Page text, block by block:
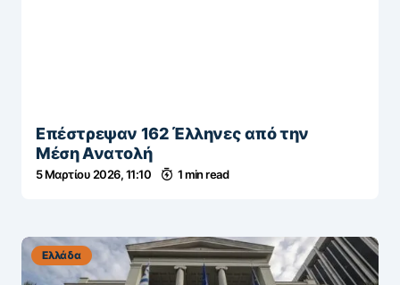
Επέστρεψαν 162 Έλληνες από την
Μέση Ανατολή
5 Μαρτίου 2026, 11:10 1 min read
Ελλάδα